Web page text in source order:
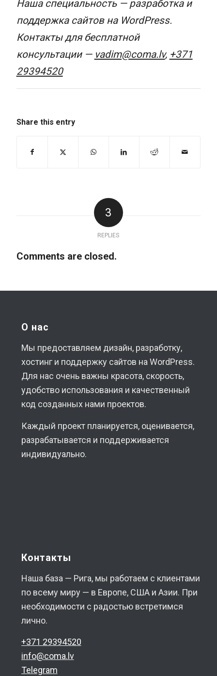
Наша специальность — разработка и
поддержка сайтов на WordPress.
Контакты для бесплатной
консультации — vadim@coma.lv, +371
29394520
Share this entry
3
REPLIES
Comments are closed.
О нас
Мы предоставляем дизайн, разработку,
хостинг и поддержку сайтов на WordPress.
Для нас очень важны красота, скорость,
удобство использования и качественный
код созданных нами проектов.
Каждый проект планируется, оценивается,
разрабатывается и поддерживается
индивидуально.
Контакты
Наша база — Рига, мы работаем с клиентами
по всему миру — в Европе, США и Азии. При
необходимости с радостью встретимся
лично.
+371 29394520
info@coma.lv
Telegram